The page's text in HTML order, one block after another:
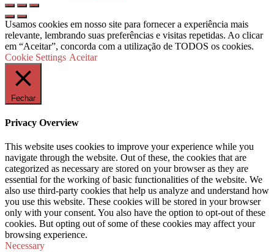
Usamos cookies em nosso site para fornecer a experiência mais
relevante, lembrando suas preferências e visitas repetidas. Ao clicar
em “Aceitar”, concorda com a utilização de TODOS os cookies.
Cookie Settings Aceitar
Fechar
Privacy Overview
This website uses cookies to improve your experience while you
navigate through the website. Out of these, the cookies that are
categorized as necessary are stored on your browser as they are
essential for the working of basic functionalities of the website. We
also use third-party cookies that help us analyze and understand how
you use this website. These cookies will be stored in your browser
only with your consent. You also have the option to opt-out of these
cookies. But opting out of some of these cookies may affect your
browsing experience.
Necessary